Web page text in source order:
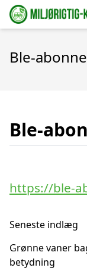
Ble-
Ble-
https://ble-
Seneste indlæg
Grønne vaner
betydning